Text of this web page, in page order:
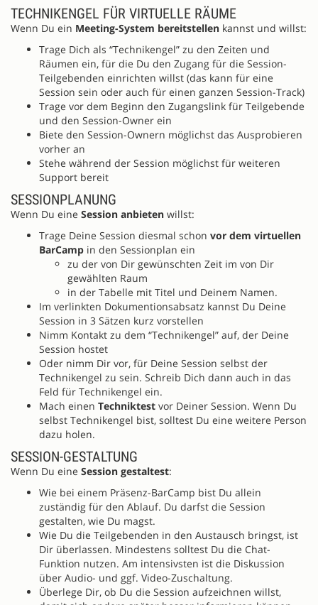
TECHNIKENGEL FÜR VIRTUELLE RÄUME
Wenn Du ein Meeting-System bereitstellen kannst und willst:
Trage Dich als “Technikengel” zu den Zeiten und
Räumen ein, für die Du den Zugang für die Session-
Teilgebenden einrichten willst (das kann für eine
Session sein oder auch für einen ganzen Session-Track)
Trage vor dem Beginn den Zugangslink für Teilgebende
und den Session-Owner ein
Biete den Session-Ownern möglichst das Ausprobieren
vorher an
Stehe während der Session möglichst für weiteren
Support bereit
SESSIONPLANUNG
Wenn Du eine Session anbieten willst:
Trage Deine Session diesmal schon vor dem virtuellen
BarCamp in den Sessionplan ein
zu der von Dir gewünschten Zeit im von Dir
gewählten Raum
in der Tabelle mit Titel und Deinem Namen.
Im verlinkten Dokumentionsabsatz kannst Du Deine
Session in 3 Sätzen kurz vorstellen
Nimm Kontakt zu dem “Technikengel” auf, der Deine
Session hostet
Oder nimm Dir vor, für Deine Session selbst der
Technikengel zu sein. Schreib Dich dann auch in das
Feld für Technikengel ein.
Mach einen Techniktest vor Deiner Session. Wenn Du
selbst Technikengel bist, solltest Du eine weitere Person
dazu holen.
SESSION-GESTALTUNG
Wenn Du eine Session gestaltest:
Wie bei einem Präsenz-BarCamp bist Du allein
zuständig für den Ablauf. Du darfst die Session
gestalten, wie Du magst.
Wie Du die Teilgebenden in den Austausch bringst, ist
Dir überlassen. Mindestens solltest Du die Chat-
Funktion nutzen. Am intensivsten ist die Diskussion
über Audio- und ggf. Video-Zuschaltung.
Überlege Dir, ob Du die Session aufzeichnen willst,